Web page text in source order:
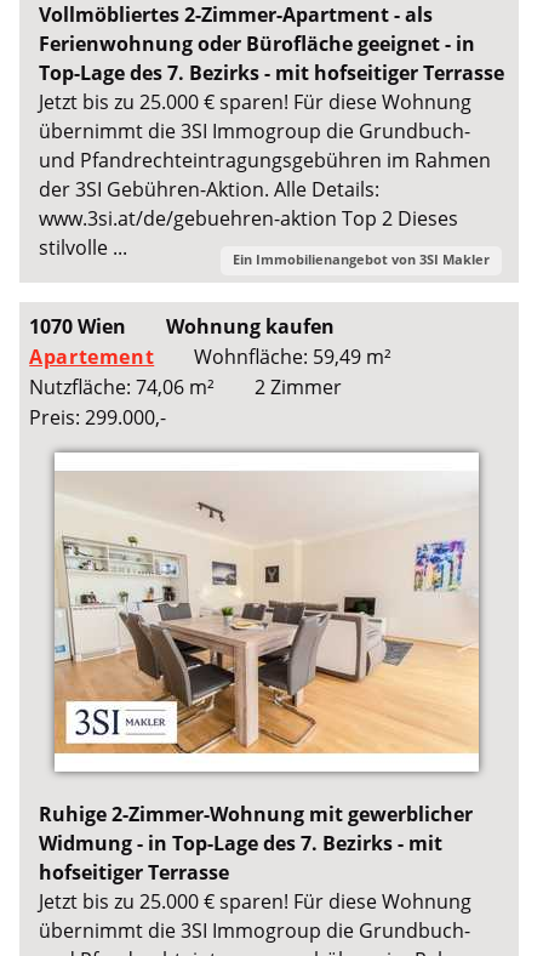
Vollmöbliertes 2-Zimmer-Apartment - als
Ferienwohnung oder Bürofläche geeignet - in
Top-Lage des 7. Bezirks - mit hofseitiger Terrasse
Jetzt bis zu 25.000 € sparen! Für diese Wohnung
übernimmt die 3SI Immogroup die Grundbuch-
und Pfandrechteintragungsgebühren im Rahmen
der 3SI Gebühren-Aktion. Alle Details:
www.3si.at/de/gebuehren-aktion Top 2 Dieses
stilvolle ...
Ein Immobilienangebot von 3SI Makler
1070 Wien
Wohnung kaufen
Apartement
Wohnfläche: 59,49 m²
Nutzfläche: 74,06 m²
2 Zimmer
Preis: 299.000,-
Ruhige 2-Zimmer-Wohnung mit gewerblicher
Widmung - in Top-Lage des 7. Bezirks - mit
hofseitiger Terrasse
Jetzt bis zu 25.000 € sparen! Für diese Wohnung
übernimmt die 3SI Immogroup die Grundbuch-